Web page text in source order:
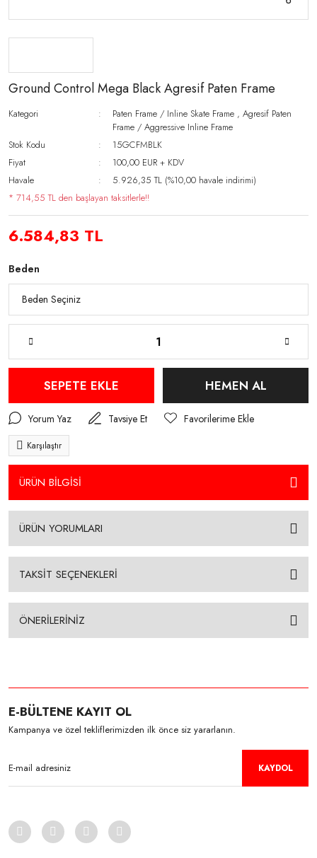
Ground Control Mega Black Agresif Paten Frame
Kategori Paten Frame / Inline Skate Frame ,Agresif Paten
Frame / Aggressive Inline Frame
Stok Kodu
15GCFMBLK
Fiyat
100,00 EUR + KDV
Havale
5.926,35 TL (%10,00 havale indirimi)
* 714,55 TL den başlayan taksitlerle!!
6.584,83 TL
Beden
SEPETE EKLE HEMEN AL
Yorum Yaz Tavsiye Et
Karşılaştır
ÜRÜN BİLGİSİ
ÜRÜN YORUMLARI
TAKSİT SEÇENEKLERİ
ÖNERİLERİNİZ
E-BÜLTENE KAYIT OL
Kampanya ve özel tekliflerimizden ilk önce siz yararlanın.
KAYDOL